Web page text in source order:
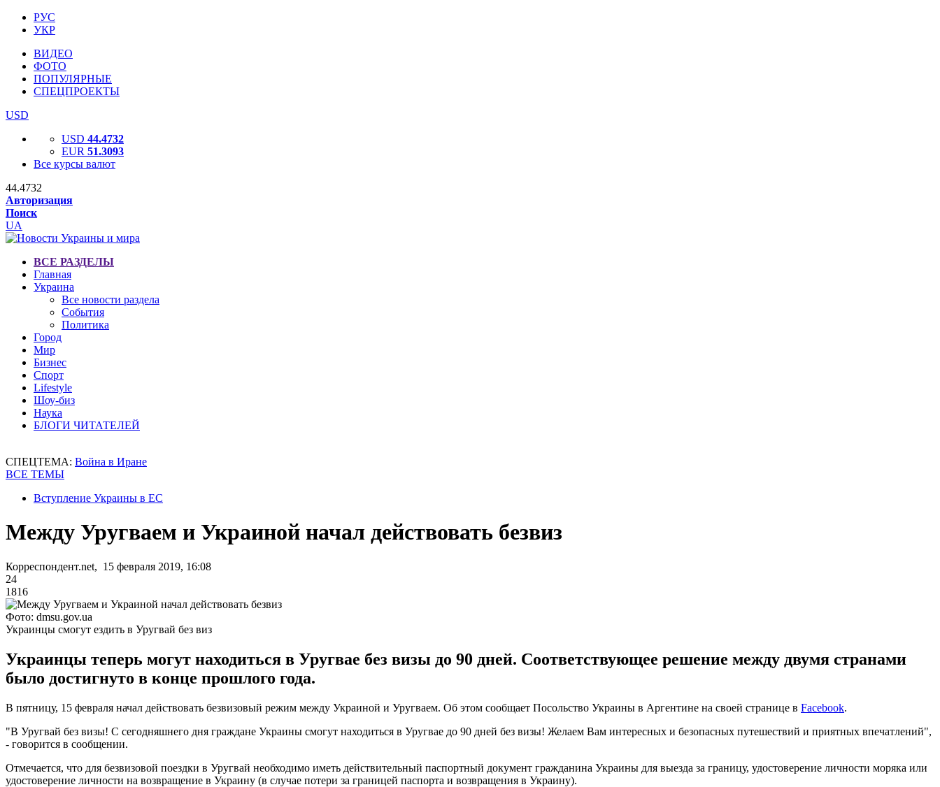
РУС
УКР
ВИДЕО
ФОТО
ПОПУЛЯРНЫЕ
СПЕЦПРОЕКТЫ
USD
USD 44.4732
EUR 51.3093
Все курсы валют
44.4732
Авторизация
Поиск
UA
ВСЕ РАЗДЕЛЫ
Главная
Украина
Все новости раздела
События
Политика
Город
Мир
Бизнес
Спорт
Lifestyle
Шоу-биз
Наука
БЛОГИ ЧИТАТЕЛЕЙ
СПЕЦТЕМА: Война в Иране
ВСЕ ТЕМЫ
Вступление Украины в ЕС
Между Уругваем и Украиной начал действовать безвиз
Корреспондент.net, 15 февраля 2019, 16:08
24
1816
Фото: dmsu.gov.ua
Украинцы смогут ездить в Уругвай без виз
Украинцы теперь могут находиться в Уругвае без визы до 90 дней. Соответствующее решение между двумя странами
было достигнуто в конце прошлого года.
В пятницу, 15 февраля начал действовать безвизовый режим между Украиной и Уругваем. Об этом сообщает Посольство Украины в Аргентине на своей странице в Facebook.
"В Уругвай без визы! С сегодняшнего дня граждане Украины смогут находиться в Уругвае до 90 дней без визы! Желаем Вам интересных и безопасных путешествий и приятных впечатлений",
- говорится в сообщении.
Отмечается, что для безвизовой поездки в Уругвай необходимо иметь действительный паспортный документ гражданина Украины для выезда за границу, удостоверение личности моряка или
удостоверение личности на возвращение в Украину (в случае потери за границей паспорта и возвращения в Украину).